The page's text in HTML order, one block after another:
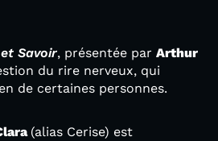
Savoir, présentée par Arthur
du rire nerveux, qui
de certaines personnes.
(alias Cerise) est